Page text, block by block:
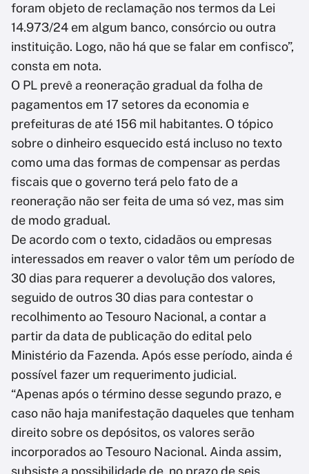
foram objeto de reclamação nos termos da Lei
14.973/24 em algum banco, consórcio ou outra
instituição. Logo, não há que se falar em confisco”,
consta em nota.
O PL prevê a reoneração gradual da folha de
pagamentos em 17 setores da economia e
prefeituras de até 156 mil habitantes. O tópico
sobre o dinheiro esquecido está incluso no texto
como uma das formas de compensar as perdas
fiscais que o governo terá pelo fato de a
reoneração não ser feita de uma só vez, mas sim
de modo gradual.
De acordo com o texto, cidadãos ou empresas
interessados em reaver o valor têm um período de
30 dias para requerer a devolução dos valores,
seguido de outros 30 dias para contestar o
recolhimento ao Tesouro Nacional, a contar a
partir da data de publicação do edital pelo
Ministério da Fazenda. Após esse período, ainda é
possível fazer um requerimento judicial.
“Apenas após o término desse segundo prazo, e
caso não haja manifestação daqueles que tenham
direito sobre os depósitos, os valores serão
incorporados ao Tesouro Nacional. Ainda assim,